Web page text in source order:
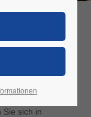
Sie sich in